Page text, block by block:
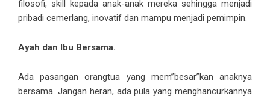
filosofi, skill kepada anak-anak mereka sehingga menjadi
pribadi cemerlang, inovatif dan mampu menjadi pemimpin.
Ayah dan Ibu Bersama.
Ada pasangan orangtua yang mem”besar”kan anaknya
bersama. Jangan heran, ada pula yang menghancurkannya